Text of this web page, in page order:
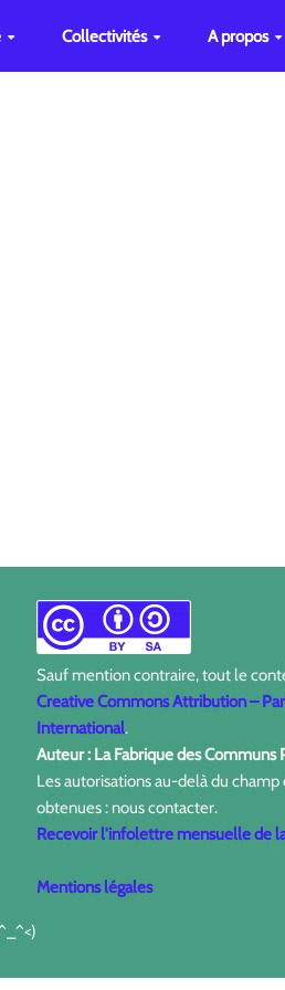
Collectivités A propos
Sauf mention contraire, tout le
Creative Commons Attribution –
International.
Auteur : La Fabrique des Communs
Les autorisations au-delà du
obtenues : nous contacter.
Recevoir l'infolettre mensuelle de
Mentions légales